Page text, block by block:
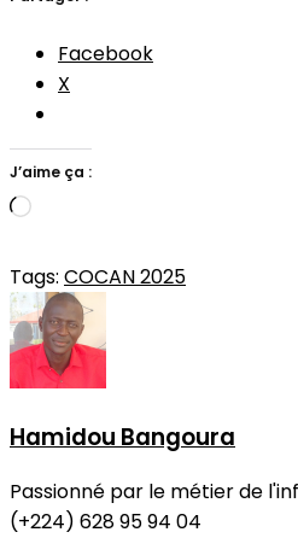
Facebook
X
J’aime ça :
Chargement…
Tags: COCAN 2025
Hamidou Bangoura
Passionné par le métier de
(+224) 628 95 94 04